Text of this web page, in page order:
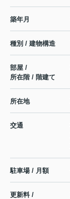
築年月
種別 / 建物構造
部屋 /
所在階 / 階建て
所在地
交通
駐車場 / 月額
更新料 /